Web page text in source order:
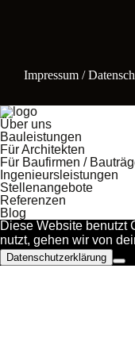
Impressum /
Über uns
Bauleistungen
Für Architekten
Für Baufirmen /
Ingenieursleistungen
Stellenangebote
Referenzen
Blog
Diese Website benutzt
nutzt, gehen wir von
Datenschutzerklärung